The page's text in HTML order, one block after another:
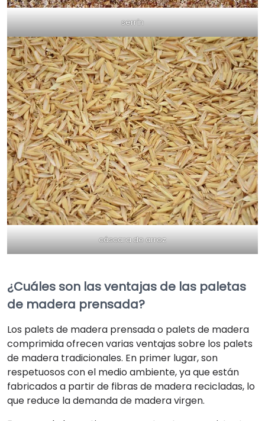
serrín
cáscara de arroz
¿Cuáles son las ventajas de las paletas
de madera prensada?
Los palets de madera prensada o palets de madera
comprimida ofrecen varias ventajas sobre los palets
de madera tradicionales. En primer lugar, son
respetuosos con el medio ambiente, ya que están
fabricados a partir de fibras de madera recicladas, lo
que reduce la demanda de madera virgen.